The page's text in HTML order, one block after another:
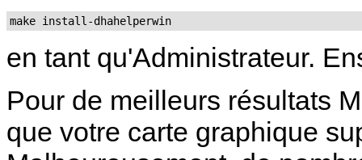
make install-dhahelperwin
en tant qu'Administrateur.
Pour de meilleurs résultats
que votre carte graphique